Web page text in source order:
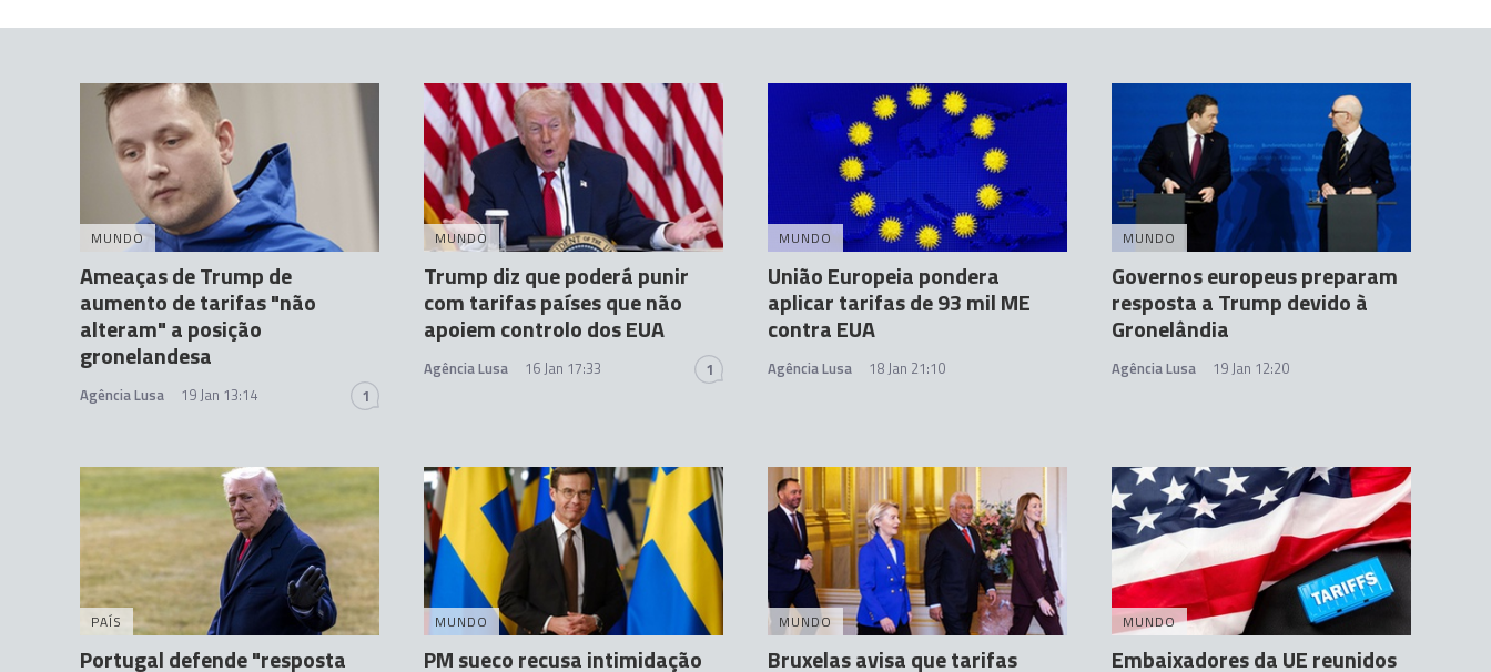
MUNDO
Ameaças de Trump de
aumento de tarifas "não
alteram" a posição
gronelandesa
Agência Lusa 19 Jan 13:14 1
MUNDO
Trump diz que poderá punir
com tarifas países que não
apoiem controlo dos EUA
Agência Lusa 16 Jan 17:33 1
MUNDO
União Europeia pondera
aplicar tarifas de 93 mil ME
contra EUA
Agência Lusa 18 Jan 21:10
MUNDO
Governos europeus preparam
resposta a Trump devido à
Gronelândia
Agência Lusa 19 Jan 12:20
PAÍS
Portugal defende "resposta
MUNDO
PM sueco recusa intimidação
MUNDO
Bruxelas avisa que tarifas
MUNDO
Embaixadores da UE reunidos